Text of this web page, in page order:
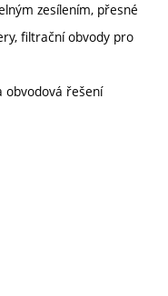
zesílením, přesné
filtrační obvody pro
obvodová řešení